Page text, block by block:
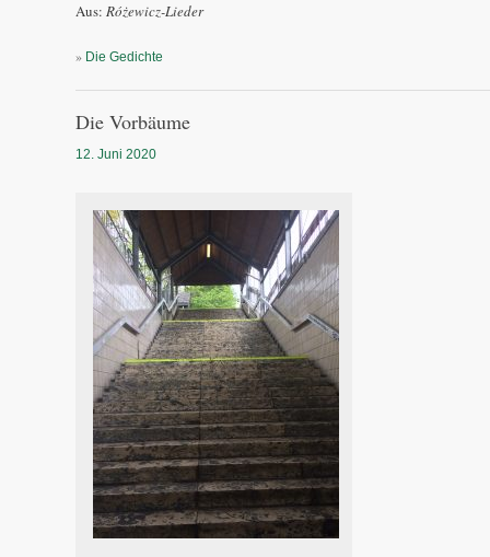
Aus: Różewicz-Lieder
» Die Gedichte
Die Vorbäume
12. Juni 2020